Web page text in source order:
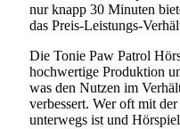
nur knapp 30 Minuten
das Preis-Leistungs-
Die Tonie Paw Patrol
hochwertige Produktion
was den Nutzen im
verbessert. Wer oft mit
unterwegs ist und